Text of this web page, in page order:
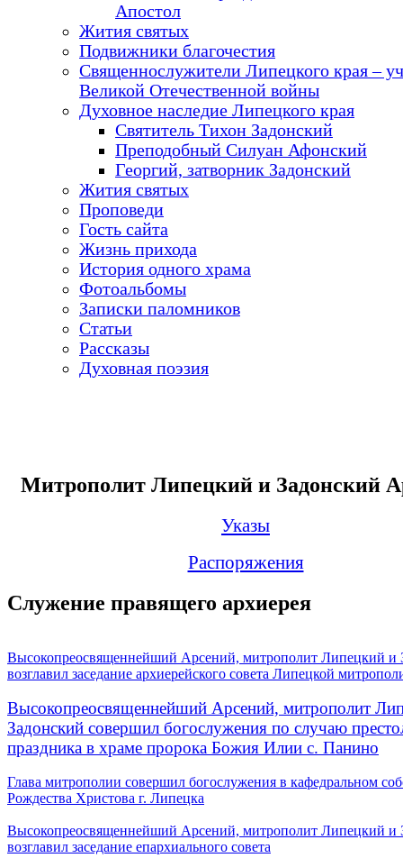
Апостол
Жития святых
Подвижники благочестия
Священнослужители Липецкого края –
Великой Отечественной войны
Духовное наследие Липецкого края
Святитель Тихон Задонский
Преподобный Силуан Афонский
Георгий, затворник Задонский
Жития святых
Проповеди
Гость сайта
Жизнь прихода
История одного храма
Фотоальбомы
Записки паломников
Статьи
Рассказы
Духовная поэзия
Митрополит Липецкий и Задонский
Указы
Распоряжения
Служение правящего архиерея
Высокопреосвященнейший Арсений, митрополит Липецкий и
возглавил заседание архиерейского совета Липецкой
Высокопреосвященнейший Арсений, митрополит
Задонский совершил богослужения по случаю
праздника в храме пророка Божия Илии с. Панино
Глава митрополии совершил богослужения в кафедральном
Рождества Христова г. Липецка
Высокопреосвященнейший Арсений, митрополит Липецкий и
возглавил заседание епархиального совета